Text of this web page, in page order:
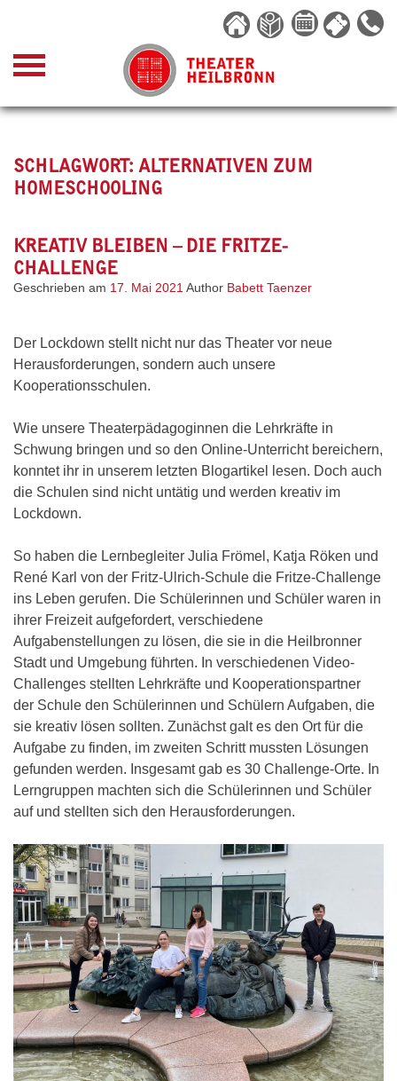
content
SCHLAGWORT: ALTERNATIVEN ZUM
HOMESCHOOLING
KREATIV BLEIBEN – DIE FRITZE-
CHALLENGE
Geschrieben am 17. Mai 2021 Author Babett Taenzer
Der Lockdown stellt nicht nur das Theater vor neue
Herausforderungen, sondern auch unsere
Kooperationsschulen.
Wie unsere Theaterpädagoginnen die Lehrkräfte in
Schwung bringen und so den Online-Unterricht bereichern,
konntet ihr in unserem letzten Blogartikel lesen. Doch auch
die Schulen sind nicht untätig und werden kreativ im
Lockdown.
So haben die Lernbegleiter Julia Frömel, Katja Röken und
René Karl von der Fritz-Ulrich-Schule die Fritze-Challenge
ins Leben gerufen. Die Schülerinnen und Schüler waren in
ihrer Freizeit aufgefordert, verschiedene
Aufgabenstellungen zu lösen, die sie in die Heilbronner
Stadt und Umgebung führten. In verschiedenen Video-
Challenges stellten Lehrkräfte und Kooperationspartner
der Schule den Schülerinnen und Schülern Aufgaben, die
sie kreativ lösen sollten. Zunächst galt es den Ort für die
Aufgabe zu finden, im zweiten Schritt mussten Lösungen
gefunden werden. Insgesamt gab es 30 Challenge-Orte. In
Lerngruppen machten sich die Schülerinnen und Schüler
auf und stellten sich den Herausforderungen.